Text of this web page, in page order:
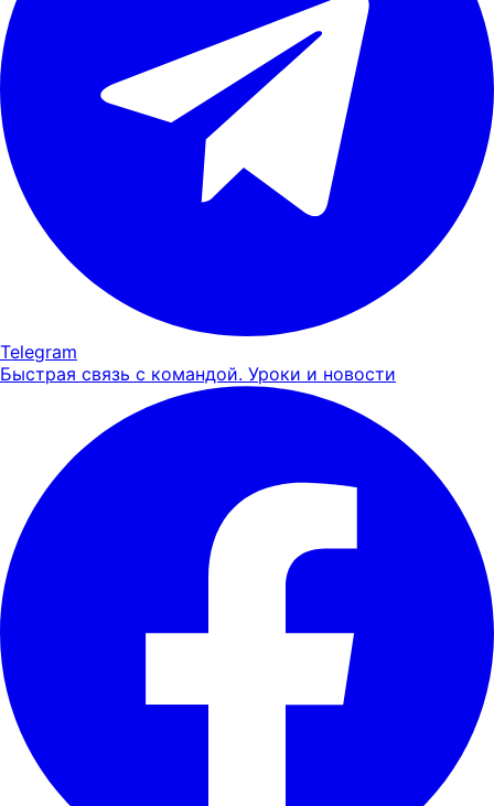
Telegram
Быстрая связь с командой. Уроки и новости